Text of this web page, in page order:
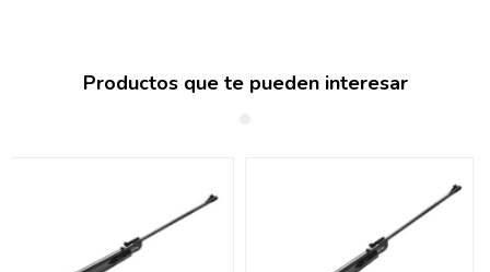
Productos que te pueden interesar